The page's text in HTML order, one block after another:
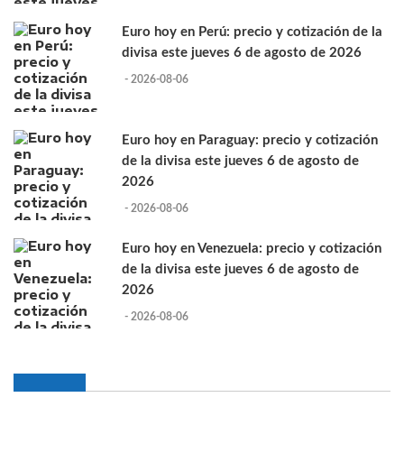
Euro hoy en Perú: precio y cotización de la
divisa este jueves 6 de agosto de 2026
- 2026-08-06
Euro hoy en Paraguay: precio y cotización
de la divisa este jueves 6 de agosto de
2026
- 2026-08-06
Euro hoy en Venezuela: precio y cotización
de la divisa este jueves 6 de agosto de
2026
- 2026-08-06